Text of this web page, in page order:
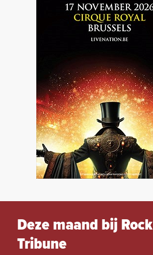
Deze maand bij Rock
Tribune